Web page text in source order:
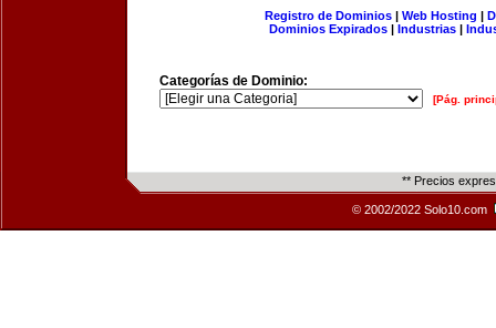
Registro de Dominios| Web Hosting |
Dominios Expirados | Industrias |
Categorías de Dominio:
[Pág.
** Precios
© 2002/2022 Solo10.com